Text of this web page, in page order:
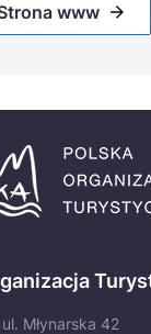
www
ul. Młynarska 42